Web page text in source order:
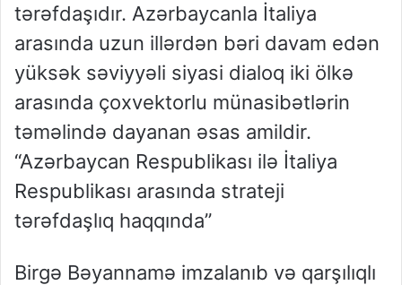
tərəfdaşıdır. Azərbaycanla İtaliya
arasında uzun illərdən bəri davam edən
yüksək səviyyəli siyasi dialoq iki ölkə
arasında çoxvektorlu münasibətlərin
təməlində dayanan əsas amildir.
“Azərbaycan Respublikası ilə İtaliya
Respublikası arasında strateji
tərəfdaşlıq haqqında”
Birgə Bəyannamə imzalanıb və qarşılıqlı